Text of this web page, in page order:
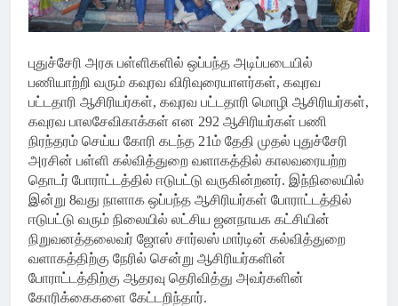
புதுச்சேரி அரசு பள்ளிகளில் ஒப்பந்த அடிப்படையில்
பணியாற்றி வரும் கவுரவ விரிவுரையாளர்கள், கவுரவ
பட்டதாரி ஆசிரியர்கள், கவுரவ பட்டதாரி மொழி ஆசிரியர்கள்,
கவுரவ பாலசேவிகாக்கள் என 292 ஆசிரியர்கள் பணி
நிரந்தரம் செய்ய கோரி கடந்த 21ம் தேதி முதல் புதுச்சேரி
அரசின் பள்ளி கல்வித்துறை வளாகத்தில் காலவரையற்ற
தொடர் போராட்டத்தில் ஈடுபட்டு வருகின்றனர். இந்நிலையில்
இன்று 8வது நாளாக ஒப்பந்த ஆசிரியர்கள் போராட்டத்தில்
ஈடுபட்டு வரும் நிலையில் லட்சிய ஜனநாயக கட்சியின்
நிறுவனத்தலைவர் ஜோஸ் சார்லஸ் மார்டின் கல்வித்துறை
வளாகத்திற்கு நேரில் சென்று ஆசிரியர்களின்
போராட்டத்திற்கு ஆதரவு தெரிவித்து அவர்களின்
கோரிக்கைகளை கேட்டறிந்தார்.